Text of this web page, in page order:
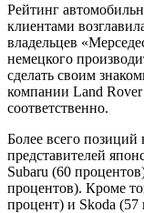
Рейтинг
клиентами
владельцев
немецкого
сделать своим
компании Land
соответственно.
Более всего позиций
представителей
Subaru (60
процентов). Кроме
процент) и Skoda (57